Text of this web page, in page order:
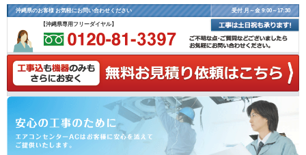
沖縄県のお客様 お気軽にお問い合わせください 受付 月～金 9:00～17:30
【沖縄県専用フリーダイヤル】